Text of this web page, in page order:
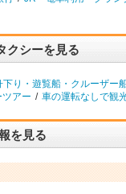
クシーを見る
下り・遊覧船・クルーザー
ツアー / 車の運転なしで観
を見る